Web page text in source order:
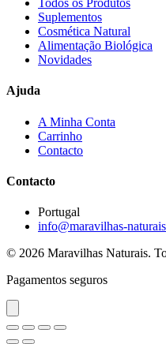
Todos os Produtos
Suplementos
Cosmética Natural
Alimentação Biológica
Novidades
Ajuda
A Minha Conta
Carrinho
Contacto
Contacto
Portugal
info@maravilhas-
© 2026 Maravilhas Naturais.
Pagamentos seguros